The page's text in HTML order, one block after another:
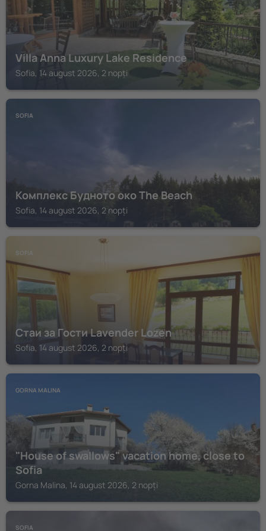
Villa Anna Luxury Lake Residence
Sofia, 14 august 2026, 2 nopți
SOFIA
Комплекс Будното око The Beach
Sofia, 14 august 2026, 2 nopți
SOFIA
Стаи за Гости Lavender Lozen
Sofia, 14 august 2026, 2 nopți
GORNA MALINA
"House of swallows" vacation home, close to
Sofia
Gorna Malina, 14 august 2026, 2 nopți
SOFIA